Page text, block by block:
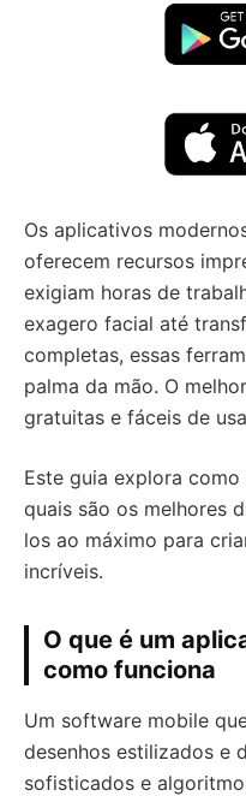
Os aplicativos
oferecem recursos
exigiam horas de
exagero facial até
completas, essas
palma da mão. O
gratuitas e fáceis de
Este guia explora
quais são os melhores
los ao máximo para
incríveis.
O que é um
como funciona
Um software mobile
desenhos estilizados e
sofisticados e